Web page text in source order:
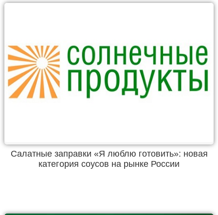
Салатные заправки «Я люблю готовить»: новая
категория соусов на рынке России